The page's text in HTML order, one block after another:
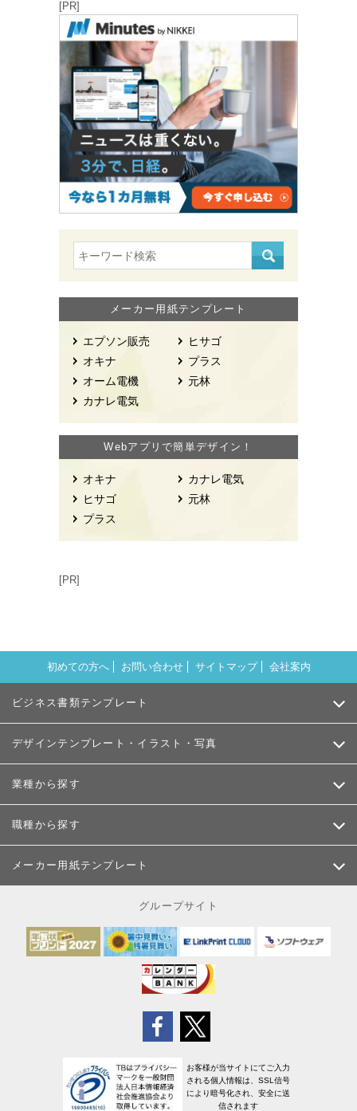
[PR]
メーカー用紙テンプレート
エプソン販売
オキナ
オーム電機
カナレ電気
ヒサゴ
プラス
元林
Webアプリで簡単デザイン！
オキナ
ヒサゴ
プラス
カナレ電気
元林
[PR]
初めての方へ お問い合わせ サイトマップ 会社案内
ビジネス書類テンプレート
デザインテンプレート・イラスト・写真
業種から探す
職種から探す
メーカー用紙テンプレート
グループサイト
お客様が当サイトにてご入力
される個人情報は、SSL信号
により暗号化され、安全に送
信されます